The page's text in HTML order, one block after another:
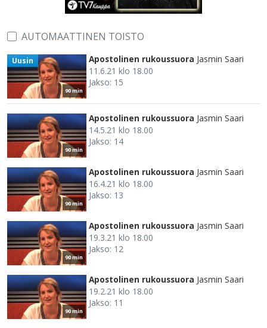
AUTOMAATTINEN TOISTO
90 min
Uusin Apostolinen rukoussuora Jasmin Saari
11.6.21 klo 18.00
Jakso: 15
90 min
Apostolinen rukoussuora Jasmin Saari
14.5.21 klo 18.00
Jakso: 14
90 min
Apostolinen rukoussuora Jasmin Saari
16.4.21 klo 18.00
Jakso: 13
90 min
Apostolinen rukoussuora Jasmin Saari
19.3.21 klo 18.00
Jakso: 12
90 min
Apostolinen rukoussuora Jasmin Saari
19.2.21 klo 18.00
Jakso: 11